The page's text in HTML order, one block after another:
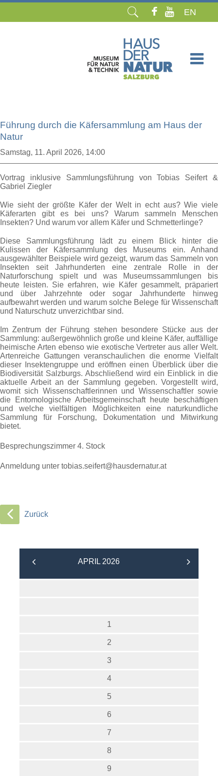
EN
Führung durch die Käfersammlung am Haus der
Natur
Samstag, 11. April 2026, 14:00
Vortrag inklusive Sammlungsführung von Tobias Seifert &
Gabriel Ziegler
Wie sieht der größte Käfer der Welt in echt aus? Wie viele
Käferarten gibt es bei uns? Warum sammeln Menschen
Insekten? Und warum vor allem Käfer und Schmetterlinge?
Diese Sammlungsführung lädt zu einem Blick hinter die
Kulissen der Käfersammlung des Museums ein. Anhand
ausgewählter Beispiele wird gezeigt, warum das Sammeln von
Insekten seit Jahrhunderten eine zentrale Rolle in der
Naturforschung spielt und was Museumssammlungen bis
heute leisten. Sie erfahren, wie Käfer gesammelt, präpariert
und über Jahrzehnte oder sogar Jahrhunderte hinweg
aufbewahrt werden und warum solche Belege für Wissenschaft
und Naturschutz unverzichtbar sind.
Im Zentrum der Führung stehen besondere Stücke aus der
Sammlung: außergewöhnlich große und kleine Käfer, auffällige
heimische Arten ebenso wie exotische Vertreter aus aller Welt.
Artenreiche Gattungen veranschaulichen die enorme Vielfalt
dieser Insektengruppe und eröffnen einen Überblick über die
Biodiversität Salzburgs. Abschließend wird ein Einblick in die
aktuelle Arbeit an der Sammlung gegeben. Vorgestellt wird,
womit sich Wissenschaftlerinnen und Wissenschaftler sowie
die Entomologische Arbeitsgemeinschaft heute beschäftigen
und welche vielfältigen Möglichkeiten eine naturkundliche
Sammlung für Forschung, Dokumentation und Mitwirkung
bietet.
Besprechungszimmer 4. Stock
Anmeldung unter tobias.seifert@hausdernatur.at
Zurück
APRIL 2026
1
2
3
4
5
6
7
8
9